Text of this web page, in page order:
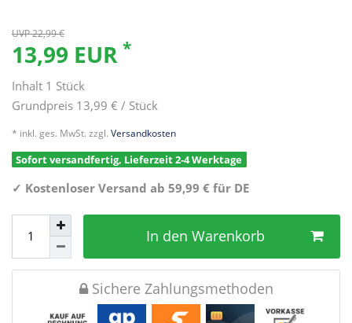
UVP 22,99 €
13,99 EUR *
Inhalt 1 Stück
Grundpreis 13,99 € / Stück
* inkl. ges. MwSt. zzgl. Versandkosten
Sofort versandfertig, Lieferzeit 2-4 Werktage
✓ Kostenloser Versand ab 59,99 € für DE
In den Warenkorb
Sichere Zahlungsmethoden